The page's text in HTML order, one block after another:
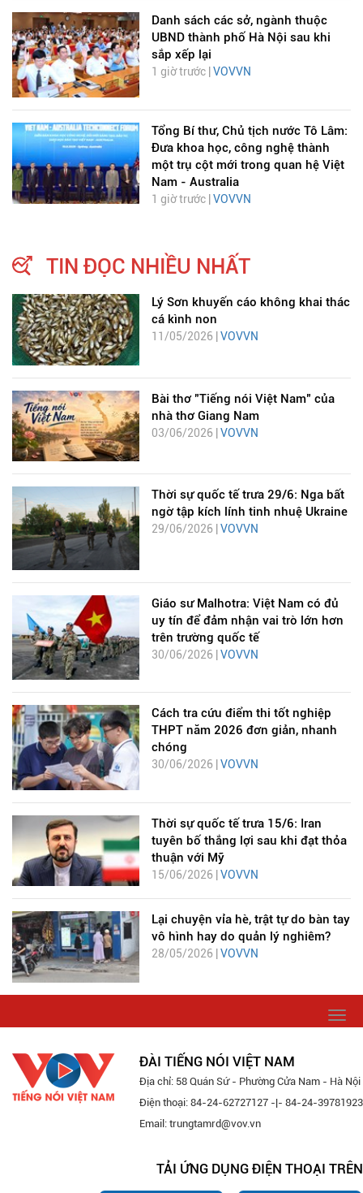
Danh sách các sở, ngành thuộc
UBND thành phố Hà Nội sau khi
sắp xếp lại
1 giờ trước | VOVVN
Tổng Bí thư, Chủ tịch nước Tô Lâm:
Đưa khoa học, công nghệ thành
một trụ cột mới trong quan hệ Việt
Nam - Australia
1 giờ trước | VOVVN
TIN ĐỌC NHIỀU NHẤT
Lý Sơn khuyến cáo không khai thác
cá kình non
11/05/2026 | VOVVN
Bài thơ "Tiếng nói Việt Nam" của
nhà thơ Giang Nam
03/06/2026 | VOVVN
Thời sự quốc tế trưa 29/6: Nga bất
ngờ tập kích lính tinh nhuệ Ukraine
29/06/2026 | VOVVN
Giáo sư Malhotra: Việt Nam có đủ
uy tín để đảm nhận vai trò lớn hơn
trên trường quốc tế
30/06/2026 | VOVVN
Cách tra cứu điểm thi tốt nghiệp
THPT năm 2026 đơn giản, nhanh
chóng
30/06/2026 | VOVVN
Thời sự quốc tế trưa 15/6: Iran
tuyên bố thắng lợi sau khi đạt thỏa
thuận với Mỹ
15/06/2026 |VOVVN
Lại chuyện vỉa hè, trật tự do bàn tay
vô hình hay do quản lý nghiêm?
28/05/2026 | VOVVN
ĐÀI TIẾNG NÓI VIỆT NAM
Địa chỉ: 58 Quán Sứ - Phường Cửa Nam - Hà Nội
Điện thoại: 84-24-62727127 -|- 84-24-39781923
Email: trungtamrd@vov.vn
TẢI ỨNG DỤNG ĐIỆN THOẠI TRÊN